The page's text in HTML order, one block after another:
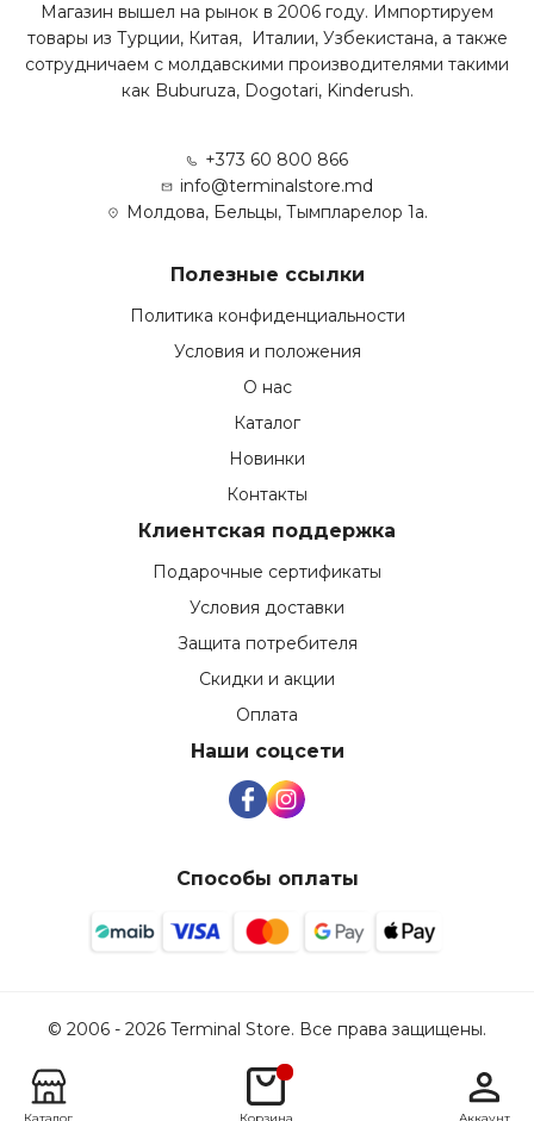
Магазин вышел на рынок в 2006 году. Импортируем
товары из Турции, Китая, Италии, Узбекистана, а также
сотрудничаем с молдавскими производителями такими
как Buburuza, Dogotari, Kinderush.
+373 60 800 866
info@terminalstore.md
Молдова, Бельцы, Тымпларелор 1а.
Полезные ссылки
Политика конфиденциальности
Условия и положения
О нас
Каталог
Новинки
Контакты
Клиентская поддержка
Подарочные сертификаты
Условия доставки
Защита потребителя
Скидки и акции
Оплата
Наши соцсети
Способы оплаты
© 2006 - 2026 Terminal Store. Все права защищены.
Каталог Корзина Аккаунт